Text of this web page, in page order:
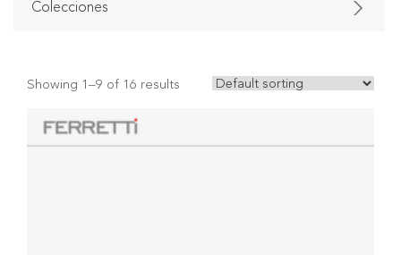
Colecciones
Showing 1–9 of 16 results